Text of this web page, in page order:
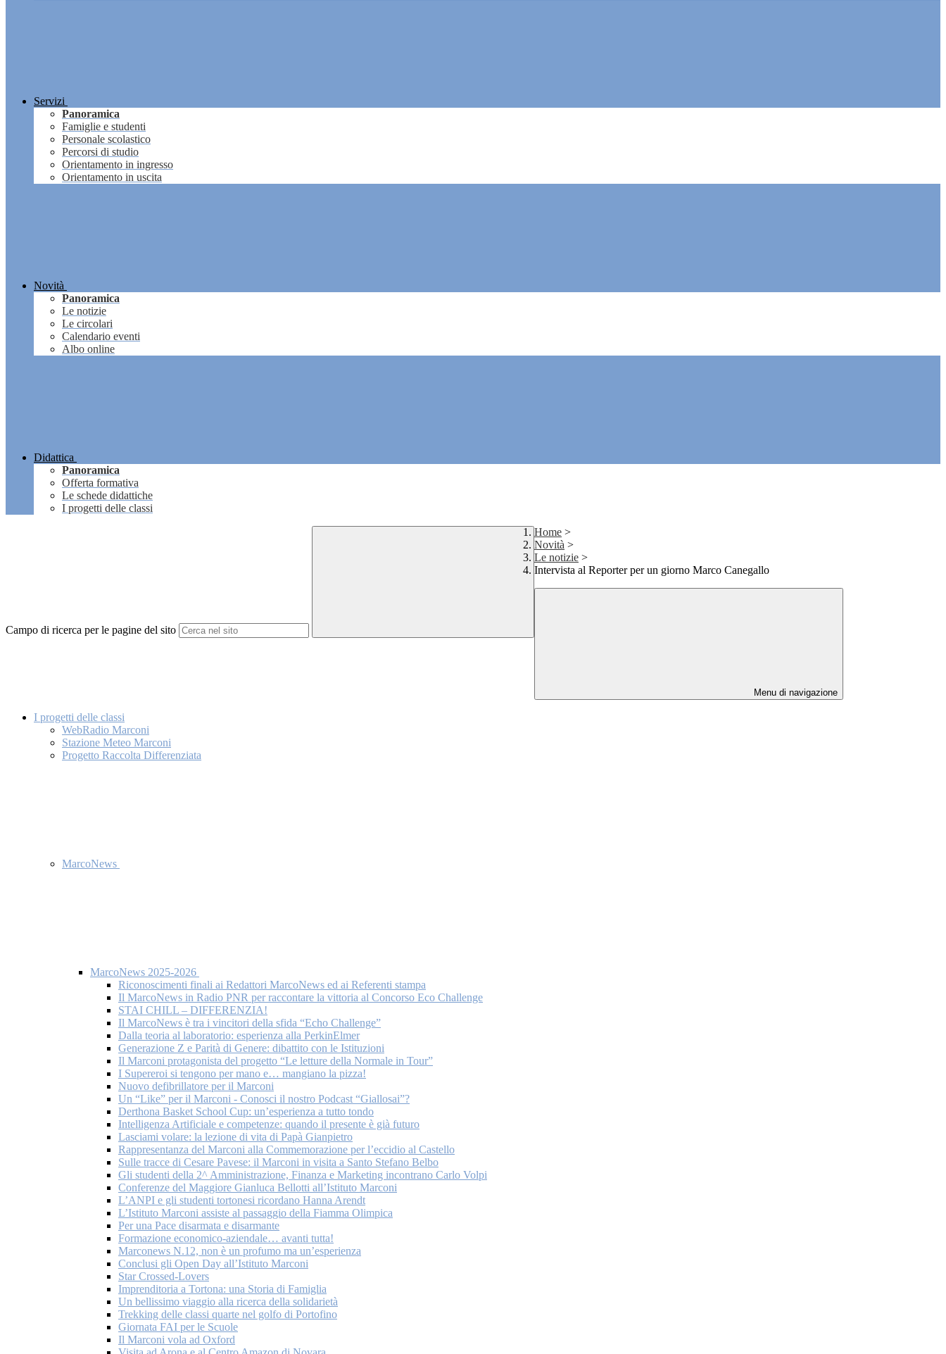
Servizi
Panoramica
Famiglie e studenti
Personale scolastico
Percorsi di studio
Orientamento in ingresso
Orientamento in uscita
Novità
Panoramica
Le notizie
Le circolari
Calendario eventi
Albo online
Didattica
Panoramica
Offerta formativa
Le schede didattiche
I progetti delle classi
Campo di ricerca per le pagine del sito
Home >
Novità >
Le notizie >
Intervista al Reporter per un giorno Marco Canegallo
Menu di navigazione
I progetti delle classi
WebRadio Marconi
Stazione Meteo Marconi
Progetto Raccolta Differenziata
MarcoNews
MarcoNews 2025-2026
Riconoscimenti finali ai Redattori MarcoNews ed ai Referenti stampa
Il MarcoNews in Radio PNR per raccontare la vittoria al Concorso Eco Challenge
STAI CHILL – DIFFERENZIA!
Il MarcoNews è tra i vincitori della sfida “Echo Challenge”
Dalla teoria al laboratorio: esperienza alla PerkinElmer
Generazione Z e Parità di Genere: dibattito con le Istituzioni
Il Marconi protagonista del progetto “Le letture della Normale in Tour”
I Supereroi si tengono per mano e… mangiano la pizza!
Nuovo defibrillatore per il Marconi
Un “Like” per il Marconi - Conosci il nostro Podcast “Giallosai”?
Derthona Basket School Cup: un’esperienza a tutto tondo
Intelligenza Artificiale e competenze: quando il presente è già futuro
Lasciami volare: la lezione di vita di Papà Gianpietro
Rappresentanza del Marconi alla Commemorazione per l’eccidio al Castello
Sulle tracce di Cesare Pavese: il Marconi in visita a Santo Stefano Belbo
Gli studenti della 2^ Amministrazione, Finanza e Marketing incontrano Carlo Volpi
Conferenze del Maggiore Gianluca Bellotti all’Istituto Marconi
L’ANPI e gli studenti tortonesi ricordano Hanna Arendt
L’Istituto Marconi assiste al passaggio della Fiamma Olimpica
Per una Pace disarmata e disarmante
Formazione economico-aziendale… avanti tutta!
Marconews N.12, non è un profumo ma un’esperienza
Conclusi gli Open Day all’Istituto Marconi
Star Crossed-Lovers
Imprenditoria a Tortona: una Storia di Famiglia
Un bellissimo viaggio alla ricerca della solidarietà
Trekking delle classi quarte nel golfo di Portofino
Giornata FAI per le Scuole
Il Marconi vola ad Oxford